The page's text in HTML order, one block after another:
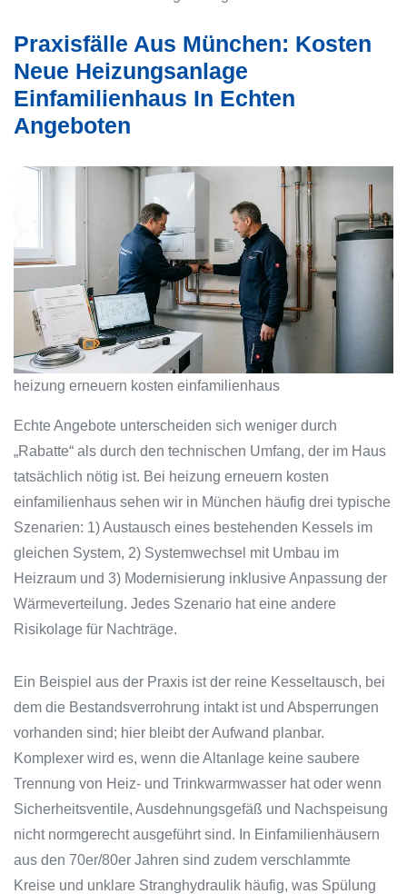
Praxisfälle Aus München: Kosten
Neue Heizungsanlage
Einfamilienhaus In Echten
Angeboten
heizung erneuern kosten einfamilienhaus
Echte Angebote unterscheiden sich weniger durch
„Rabatte“ als durch den technischen Umfang, der im Haus
tatsächlich nötig ist. Bei heizung erneuern kosten
einfamilienhaus sehen wir in München häufig drei typische
Szenarien: 1) Austausch eines bestehenden Kessels im
gleichen System, 2) Systemwechsel mit Umbau im
Heizraum und 3) Modernisierung inklusive Anpassung der
Wärmeverteilung. Jedes Szenario hat eine andere
Risikolage für Nachträge.
Ein Beispiel aus der Praxis ist der reine Kesseltausch, bei
dem die Bestandsverrohrung intakt ist und Absperrungen
vorhanden sind; hier bleibt der Aufwand planbar.
Komplexer wird es, wenn die Altanlage keine saubere
Trennung von Heiz- und Trinkwarmwasser hat oder wenn
Sicherheitsventile, Ausdehnungsgefäß und Nachspeisung
nicht normgerecht ausgeführt sind. In Einfamilienhäusern
aus den 70er/80er Jahren sind zudem verschlammte
Kreise und unklare Stranghydraulik häufig, was Spülung